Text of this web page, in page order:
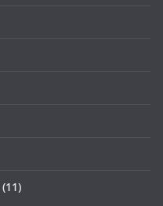
(11)